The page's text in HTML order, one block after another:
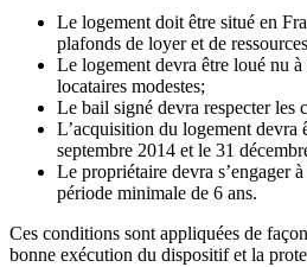
Le logement doit être situé en
plafonds de loyer et de
Le logement devra être loué nu
locataires modestes;
Le bail signé devra respecter les
L’acquisition du logement devra
septembre 2014 et le 31
Le propriétaire devra s’engager
période minimale de 6 ans.
Ces conditions sont appliquées de
bonne exécution du dispositif et la